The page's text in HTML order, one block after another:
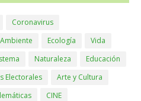
Coronavirus
Ecología
Vida
Naturaleza
Educación
Electorales
Arte y Cultura
CINE